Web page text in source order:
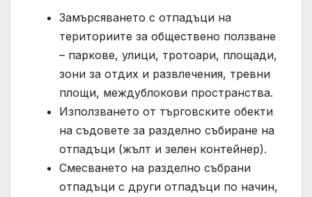
Замърсяването с отпадъци на
териториите за обществено ползване
– паркове, улици, тротоари, площади,
зони за отдих и развлечения, тревни
площи, междублокови пространства.
Използването от търговските обекти
на съдовете за разделно събиране на
отпадъци (жълт и зелен контейнер).
Смесването на разделно събрани
отпадъци с други отпадъци по начин,